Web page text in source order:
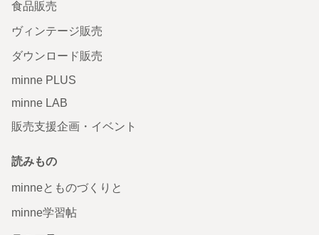
食品販売
ヴィンテージ販売
ダウンロード販売
minne PLUS
minne LAB
販売支援企画・イベント
読みもの
minneとものづくりと
minne学習帖